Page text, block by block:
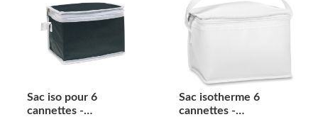
Sac iso pour 6
cannettes -
Sac isotherme 6
cannettes -